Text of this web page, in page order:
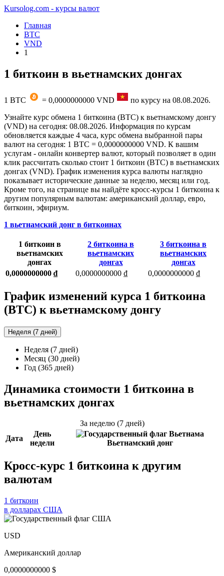
Kursolog.com - курсы валют
Главная
BTC
VND
1
1 биткоин в вьетнамских донгах
1 BTC = 0,0000000000 VND по курсу на 08.08.2026.
Узнайте курс обмена 1 биткоина (BTC) к вьетнамскому донгу
(VND) на сегодня: 08.08.2026. Информация по курсам
обновляется каждые 4 часа, курс обмена выбранной пары
валют на сегодня: 1 BTC = 0,0000000000 VND. К вашим
услугам - онлайн конвертер валют, который позволяет в один
клик рассчитать сколько стоит 1 биткоин (BTC) в вьетнамских
донгах (VND). График изменения курса валюты наглядно
показывает исторические данные за неделю, месяц или год.
Кроме того, на странице вы найдёте кросс-курсы 1 биткоина к
другим популярным валютам: американский доллар, евро,
биткоин, эфириум.
1 вьетнамский донг в биткоинах
1 биткоин в
вьетнамских
донгах
2 биткоина в
вьетнамских
донгах
3 биткоина в
вьетнамских
донгах
0,0000000000 ₫
0,0000000000 ₫ 0,0000000000 ₫
График изменений курса 1 биткоина
(BTC) к вьетнамскому донгу
Неделя (7 дней)
Неделя (7 дней)
Месяц (30 дней)
Год (365 дней)
Динамика стоимости 1 биткоина в
вьетнамских донгах
За неделю (7 дней)
Дата
День
недели
Вьетнамский донг
Кросс-курс 1 биткоина к другим
валютам
1 биткоин
в долларах США
USD
Американский доллар
0,0000000000 $